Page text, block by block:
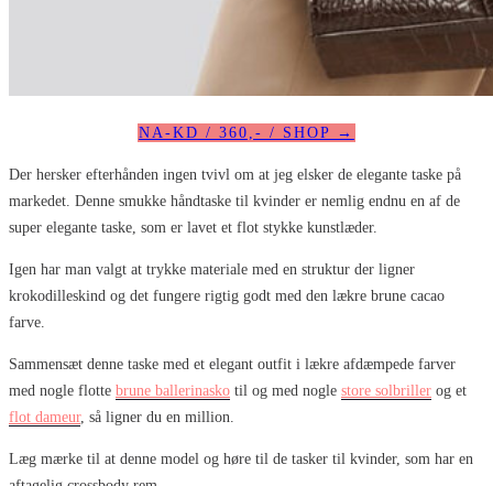
NA-KD / 360,- / SHOP →
Der hersker efterhånden ingen tvivl om at jeg elsker de elegante taske på
markedet. Denne smukke håndtaske til kvinder er nemlig endnu en af de
super elegante taske, som er lavet et flot stykke kunstlæder.
Igen har man valgt at trykke materiale med en struktur der ligner
krokodilleskind og det fungere rigtig godt med den lækre brune cacao
farve.
Sammensæt denne taske med et elegant outfit i lækre afdæmpede farver
med nogle flotte brune ballerinasko til og med nogle store solbriller og et
flot dameur, så ligner du en million.
Læg mærke til at denne model og høre til de tasker til kvinder, som har en